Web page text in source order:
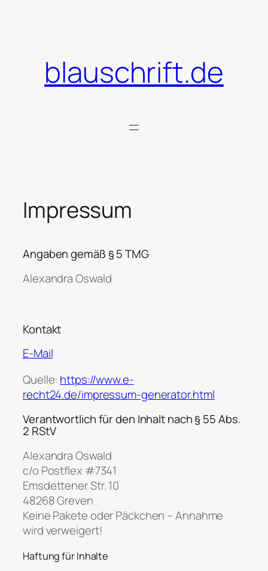
blauschrift.de
Impressum
Angaben gemäß § 5 TMG
Alexandra Oswald
Kontakt
E-Mail
Quelle: https://www.e-
recht24.de/impressum-generator.html
Verantwortlich für den Inhalt nach § 55 Abs.
2 RStV
Alexandra Oswald
c/o Postflex #7341
Emsdettener Str. 10
48268 Greven
Keine Pakete oder Päckchen – Annahme
wird verweigert!
Haftung für Inhalte